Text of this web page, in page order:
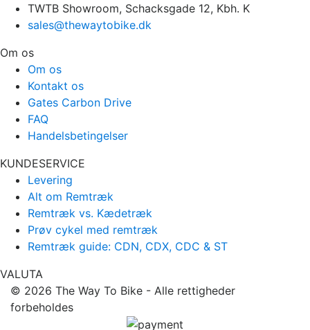
TWTB Showroom, Schacksgade 12, Kbh. K
sales@thewaytobike.dk
Om os
Om os
Kontakt os
Gates Carbon Drive
FAQ
Handelsbetingelser
KUNDESERVICE
Levering
Alt om Remtræk
Remtræk vs. Kædetræk
Prøv cykel med remtræk
Remtræk guide: CDN, CDX, CDC & ST
VALUTA
© 2026 The Way To Bike - Alle rettigheder
forbeholdes